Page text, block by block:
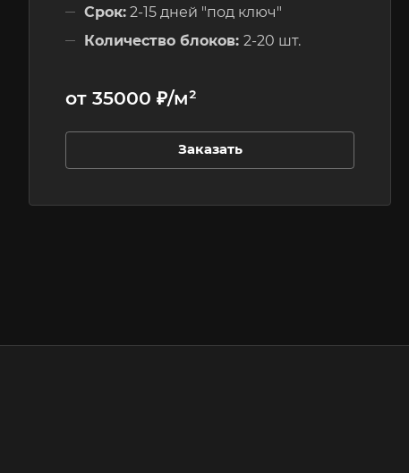
Срок: 2-15 дней "под ключ"
Количество блоков: 2-20 шт.
от 35000 ₽/м²
Заказать